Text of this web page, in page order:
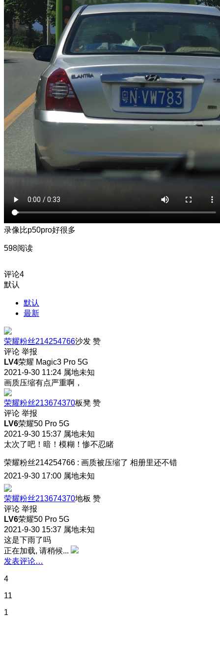
录像比p50pro好很多
598阅读
评论4
默认
默认
最新
荣耀粉丝214254766沙发 赞
评论 举报
LV4荣耀 Magic3 Pro 5G
2021-9-30 11:24 属地未知
画质压缩有点严重啊，
荣耀粉丝213674370板凳 赞
评论 举报
LV6荣耀50 Pro 5G
2021-9-30 15:37 属地未知
太次了吧！暗！模糊！惨不忍睹
荣耀粉丝214254766 : 画质被压缩了 相册里还不错
2021-9-30 17:00 属地未知
荣耀粉丝213674370地板 赞
评论 举报
LV6荣耀50 Pro 5G
2021-9-30 15:37 属地未知
这是下雨了吗
正在加载, 请稍候...
发表评论…
4
11
1